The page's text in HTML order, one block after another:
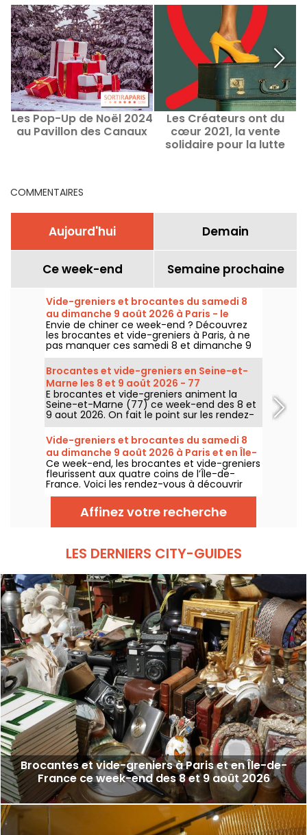
Les Pop-Up de Noël 2024
au Pavillon des Canaux
Les Créateurs ont du
cœur 2021, la vente
solidaire pour la lutte
COMMENTAIRES
Aujourd'hui Demain
Ce week-end Semaine prochaine
Vide-greniers et brocantes du samedi 8
au dimanche 9 août 2026 à Paris - le
programme du week-end
Envie de chiner ce week-end ? Découvrez
les brocantes et vide-greniers à Paris, à ne
pas manquer ces samedi 8 et dimanche 9
août 2026 pour faire le plein de bonnes
affaires.
Brocantes et vide-greniers en Seine-et-
Marne les 8 et 9 août 2026 - 77
E brocantes et vide-greniers animent la
Seine-et-Marne (77) ce week-end des 8 et
9 aout 2026. On fait le point sur les rendez-
vous qui vous attendent !
Vide-greniers et brocantes du samedi 8
au dimanche 9 août 2026 à Paris et en Île-
de-France - le programme du week-end
Ce week-end, les brocantes et vide-greniers
fleurissent aux quatre coins de l’Île-de-
France. Voici les rendez-vous à découvrir
ces samedi 8 et dimanche 9 août 2026 pour
chiner, fouiller et peut-être dénicher la perle
Affinez votre recherche
LES DERNIERS CITY-GUIDES
Brocantes et vide-greniers à Paris et en Île-de-
France ce week-end des 8 et 9 août 2026